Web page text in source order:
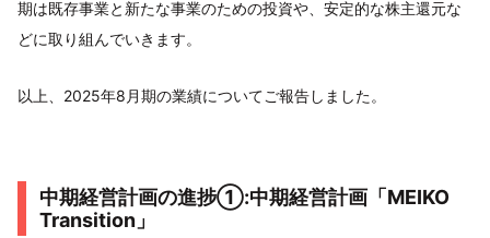
期は既存事業と新たな事業のための投資や、安定的な株主還元な
どに取り組んでいきます。
以上、2025年8月期の業績についてご報告しました。
中期経営計画の進捗①:中期経営計画「MEIKO
Transition」